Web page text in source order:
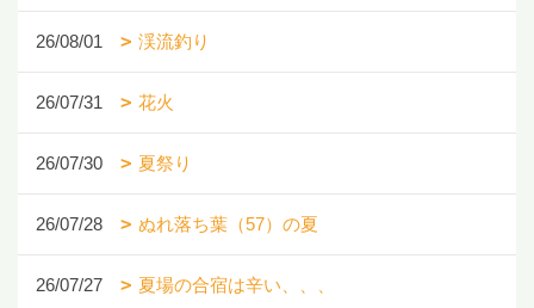
26/08/01 渓流釣り
26/07/31 花火
26/07/30 夏祭り
26/07/28 ぬれ落ち葉（57）の夏
26/07/27 夏場の合宿は辛い、、、